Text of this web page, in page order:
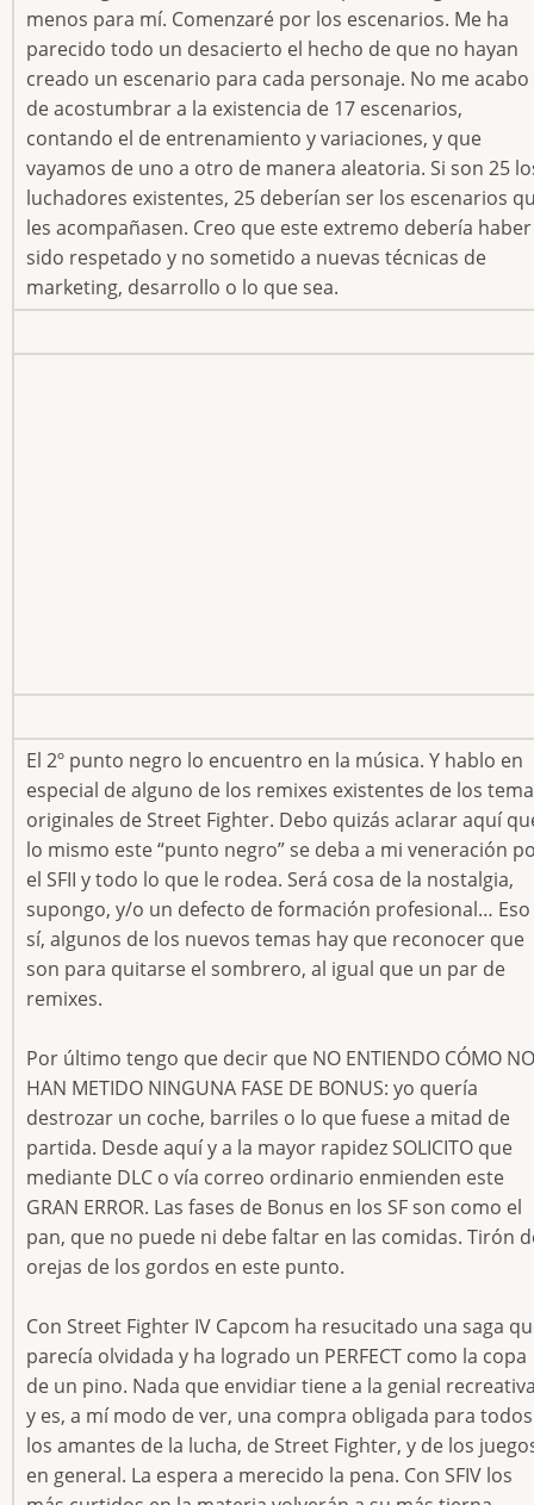
menos para mí. Comenzaré por los escenarios. Me ha
parecido todo un desacierto el hecho de que no hayan
creado un escenario para cada personaje. No me acabo
de acostumbrar a la existencia de 17 escenarios,
contando el de entrenamiento y variaciones, y que
vayamos de uno a otro de manera aleatoria. Si son 25
luchadores existentes, 25 deberían ser los escenarios
les acompañasen. Creo que este extremo debería haber
sido respetado y no sometido a nuevas técnicas de
marketing, desarrollo o lo que sea.
El 2º punto negro lo encuentro en la música. Y hablo en
especial de alguno de los remixes existentes de los
originales de Street Fighter. Debo quizás aclarar aquí
lo mismo este “punto negro” se deba a mi veneración
el SFII y todo lo que le rodea. Será cosa de la nostalgia,
supongo, y/o un defecto de formación profesional… Eso
sí, algunos de los nuevos temas hay que reconocer que
son para quitarse el sombrero, al igual que un par de
remixes.
Por último tengo que decir que NO ENTIENDO CÓMO NO
HAN METIDO NINGUNA FASE DE BONUS: yo quería
destrozar un coche, barriles o lo que fuese a mitad de
partida. Desde aquí y a la mayor rapidez SOLICITO que
mediante DLC o vía correo ordinario enmienden este
GRAN ERROR. Las fases de Bonus en los SF son como el
pan, que no puede ni debe faltar en las comidas. Tirón
orejas de los gordos en este punto.
Con Street Fighter IV Capcom ha resucitado una saga
parecía olvidada y ha logrado un PERFECT como la copa
de un pino. Nada que envidiar tiene a la genial
y es, a mí modo de ver, una compra obligada para todos
los amantes de la lucha, de Street Fighter, y de los
en general. La espera a merecido la pena. Con SFIV los